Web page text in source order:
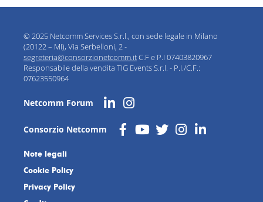
© 2025 Netcomm Services S.r.l., con sede legale in Milano
(20122 – MI), Via Serbelloni, 2 -
segreteria@consorzionetcomm.itC.F e P.I 07403820967
Responsabile della vendita TIG Events S.r.l. - P.I./C.F.:
07623550964
Netcomm Forum
Consorzio Netcomm
Note legali
Cookie Policy
Privacy Policy